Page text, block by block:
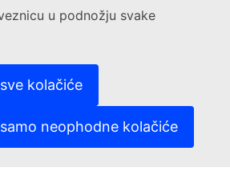
u podnožju svake
kolačiće
neophodne kolačiće
stranicama
poveznica)